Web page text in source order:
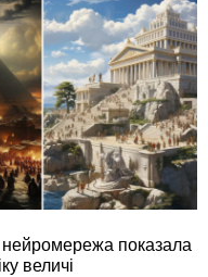
нейромережа показала
величі